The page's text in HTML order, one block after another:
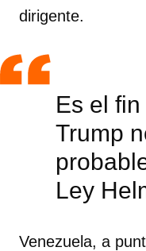
dirigente.
Es el
Trump
Ley
Venezuela, a